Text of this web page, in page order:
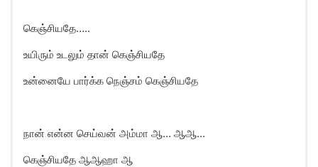
கெஞ்சியதே…..
உயிரும் உடலும் தான் கெஞ்சியதே
உன்னையே பார்க்க நெஞ்சம் கெஞ்சியதே
நான் என்ன செய்வன் அம்மா ஆ… ஆஆ…
கெஞ்சியதே ஆஆஹா ஆ